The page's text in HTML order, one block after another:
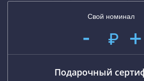
Свой номинал
- ₽ +
Подарочный